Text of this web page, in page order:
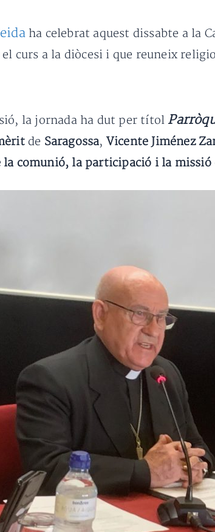
ha celebrat aquest dissabte a la
el curs a la diòcesi i que reuneix
la jornada ha dut per títol
de Saragossa, Vicente Jiménez
comunió, la participació i la